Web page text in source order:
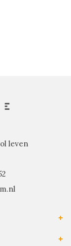
leven